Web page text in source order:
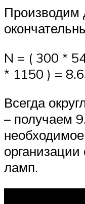
Производим
N = ( 300 *
* 1150 ) =
Всегда
– получаем
ламп.